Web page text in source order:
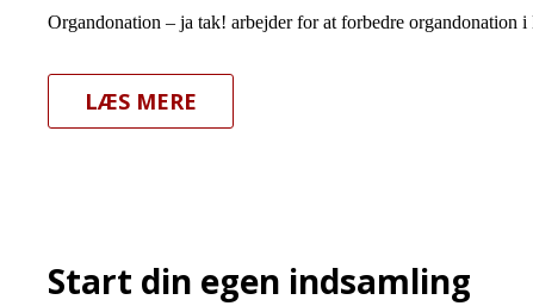
Organdonation – ja tak! arbejder for at forbedre
LÆS MERE
Start din egen indsamling